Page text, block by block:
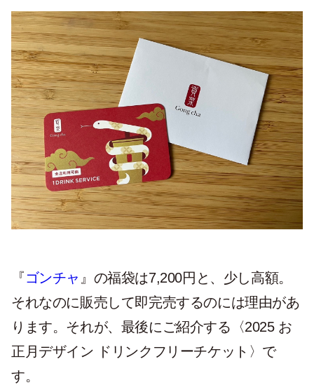
『ゴンチャ 』の福袋は7,200円と、少し高額。
それなのに販売して即完売するのには理由があ
ります。それが、最後にご紹介する〈2025 お
正月デザイン ドリンクフリーチケット〉で
す。